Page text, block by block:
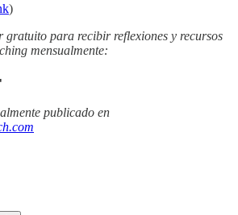
)
gratuito para recibir reflexiones y recursos
mensualmente:
publicado en